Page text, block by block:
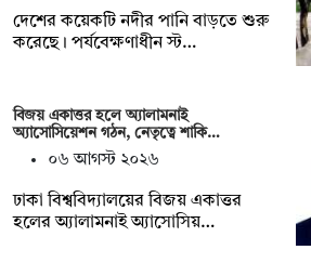
দেশের কয়েকটি নদীর পানি বাড়তে শুরু
করেছে। পর্যবেক্ষণাধীন স্ট…
বিজয় একাত্তর হলে অ্যালামনাই
অ্যাসোসিয়েশন গঠন, নেতৃত্বে শাকি…
০৬ আগস্ট ২০২৬
ঢাকা বিশ্ববিদ্যালয়ের বিজয় একাত্তর
হলের অ্যালামনাই অ্যাসোসিয়…